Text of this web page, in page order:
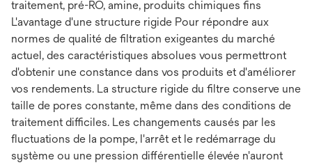
traitement, pré-RO, amine, produits chimiques fins
L'avantage d'une structure rigide Pour répondre aux
normes de qualité de filtration exigeantes du marché
actuel, des caractéristiques absolues vous permettront
d'obtenir une constance dans vos produits et d'améliorer
vos rendements. La structure rigide du filtre conserve une
taille de pores constante, même dans des conditions de
traitement difficiles. Les changements causés par les
fluctuations de la pompe, l'arrêt et le redémarrage du
système ou une pression différentielle élevée n'auront